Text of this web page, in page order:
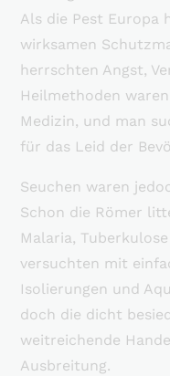
Als die Pest Europa
wirksamen
herrschten Angst,
Heilmethoden
Medizin, und man
für das Leid der
Seuchen waren
Schon die Römer
Malaria,
versuchten mit
Isolierungen und
doch die dicht
weitreichende
Ausbreitung.